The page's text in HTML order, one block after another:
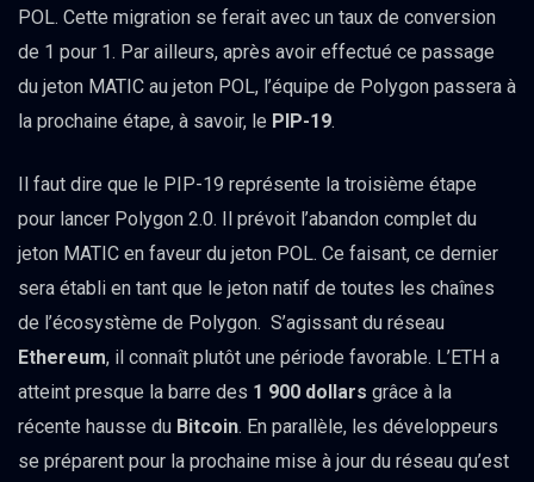
POL. Cette migration se ferait avec un taux de conversion
de 1 pour 1. Par ailleurs, après avoir effectué ce passage
du jeton MATIC au jeton POL, l’équipe de Polygon passera à
la prochaine étape, à savoir, le PIP-19.
Il faut dire que le PIP-19 représente la troisième étape
pour lancer Polygon 2.0. Il prévoit l’abandon complet du
jeton MATIC en faveur du jeton POL. Ce faisant, ce dernier
sera établi en tant que le jeton natif de toutes les chaînes
de l’écosystème de Polygon. S’agissant du réseau
Ethereum, il connaît plutôt une période favorable. L’ETH a
atteint presque la barre des 1 900 dollars grâce à la
récente hausse du Bitcoin. En parallèle, les développeurs
se préparent pour la prochaine mise à jour du réseau qu’est